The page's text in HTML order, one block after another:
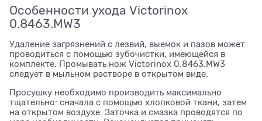
Особенности ухода Victorinox
0.8463.MW3
Удаление загрязнений с лезвий, выемок и пазов может
проводиться с помощью зубочистки, имеющейся в
комплекте. Промывать нож Victorinox 0.8463.MW3
следует в мыльном растворе в открытом виде.
Просушку необходимо производить максимально
тщательно: сначала с помощью хлопковой ткани, затем
на открытом воздухе. Заточка и смазка проводятся по